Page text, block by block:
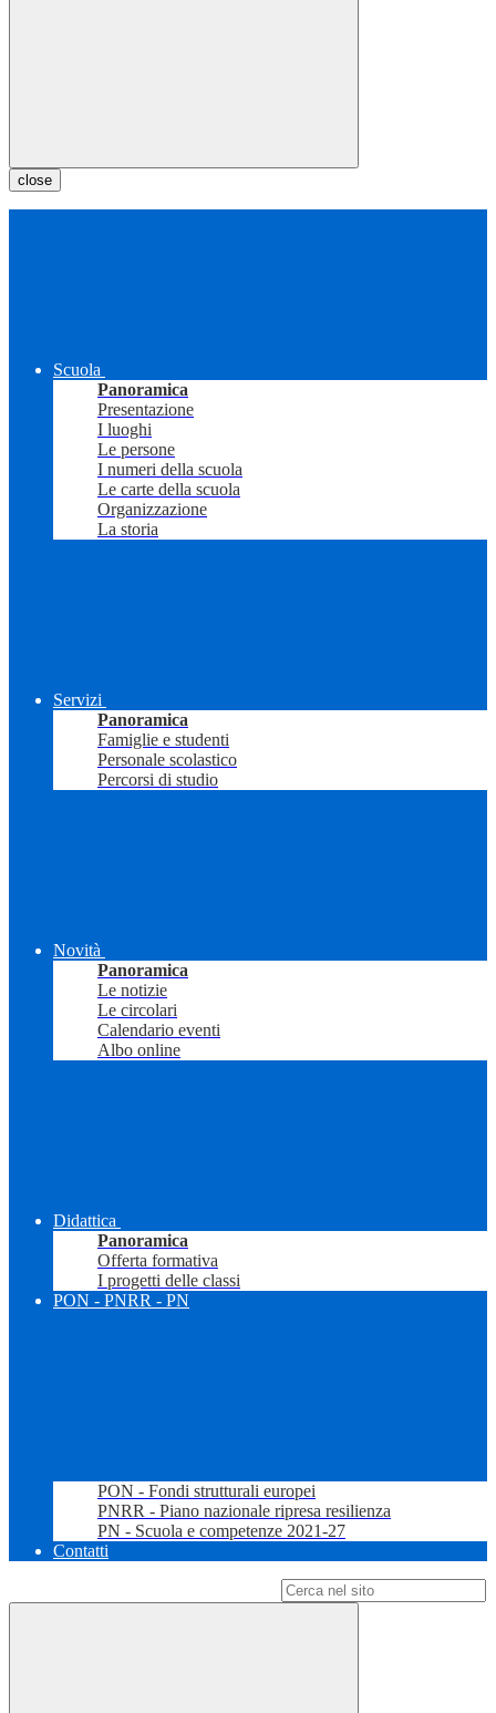
close
Scuola
Panoramica
Presentazione
I luoghi
Le persone
I numeri della scuola
Le carte della scuola
Organizzazione
La storia
Servizi
Panoramica
Famiglie e studenti
Personale scolastico
Percorsi di studio
Novità
Panoramica
Le notizie
Le circolari
Calendario eventi
Albo online
Didattica
Panoramica
Offerta formativa
I progetti delle classi
PON - PNRR - PN
PON - Fondi strutturali europei
PNRR - Piano nazionale ripresa resilienza
PN - Scuola e competenze 2021-27
Contatti